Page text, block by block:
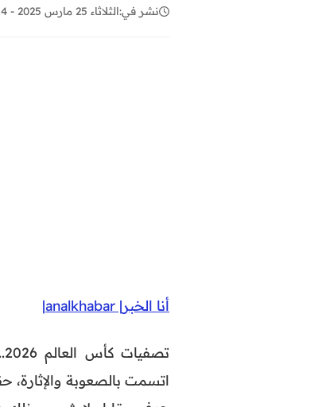
نشر في:الثلاثاء 25 مارس 2025 - 22:54
أنا الخبر| analkhabar|
تصفيات كأس العالم 2026.. مصر تحقق فوزا صعبا على
اتسمت بالصعوبة